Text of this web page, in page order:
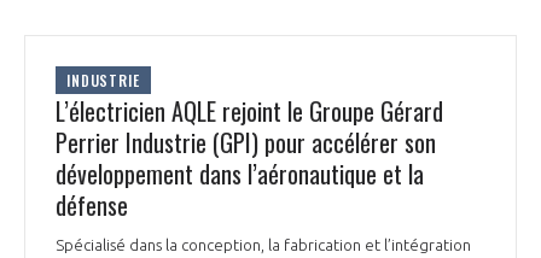
PRÉSENTATION
NOTRE VISION
NOS MISSIONS
ORGANISATION
LE CONSEIL DU GIFAS
FONCTIONNEMENT
1 2
3
12 14
18
19 22
26 27
INDUSTRIE
L’électricien AQLE rejoint le Groupe Gérard
Perrier Industrie (GPI) pour accélérer son
développement dans l’aéronautique et la
défense
Spécialisé dans la conception, la fabrication et l’intégration
votre réseau au sein d’un écosystème intégré et